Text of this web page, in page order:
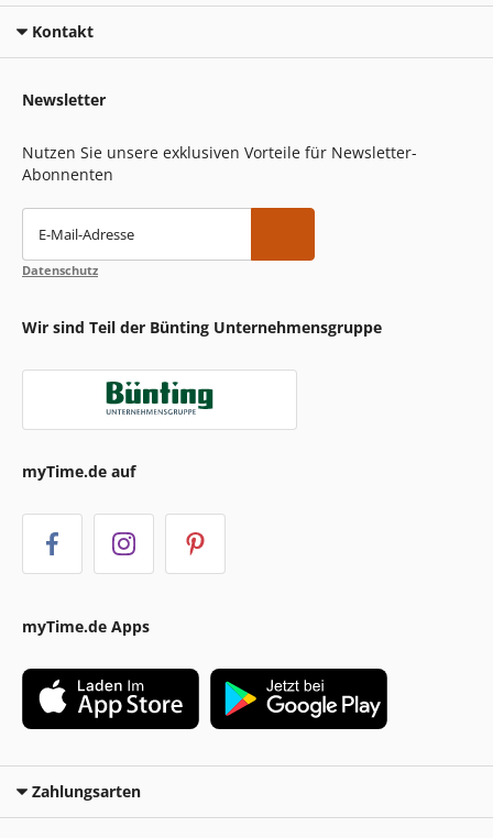
Kontakt
Newsletter
Nutzen Sie unsere exklusiven Vorteile für Newsletter-
Abonnenten
E-Mail-Adresse
Datenschutz
Wir sind Teil der Bünting Unternehmensgruppe
myTime.de auf
myTime.de Apps
Zahlungsarten